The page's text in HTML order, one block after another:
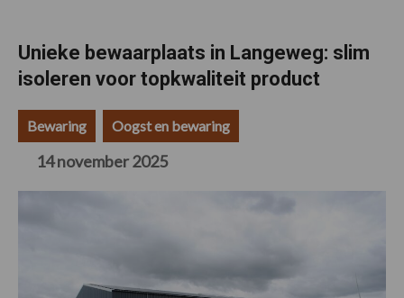
Unieke bewaarplaats in Langeweg: slim
isoleren voor topkwaliteit product
Bewaring Oogst en bewaring
14 november 2025